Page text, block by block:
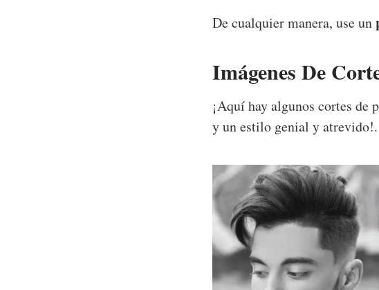
De cualquier manera, use un
Imágenes De
¡Aquí hay algunos cortes de
y un estilo genial y atrevido!.